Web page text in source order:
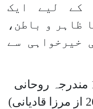
کے لیے ایک
ظاہر و باطن،
خیرخواہی سے
(ستارہ قیصریہ صفحہ 12 مندرجہ روحانی